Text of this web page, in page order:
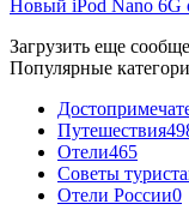
Новый iPod Nano 6G
Загрузить еще
Популярные
Путешествия
Отели465
Советы
Отели России0